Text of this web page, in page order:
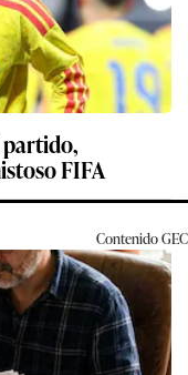
FIFA
ContenidoGEC